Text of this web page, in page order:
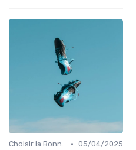
Choisir la Bonne Taille • 05/04/2025